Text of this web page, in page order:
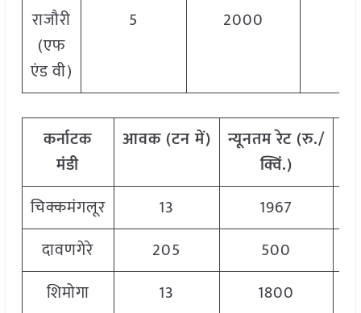
राजौरी
(एफ
एंड वी)
5 2000
कर्नाटक
मंडी
आवक(टनमें) न्यूनतमरेट(रु./
क्विं.)
चिक्कमंगलूर 13
1967
दावणगेरे
205
500
शिमोगा
13 1800